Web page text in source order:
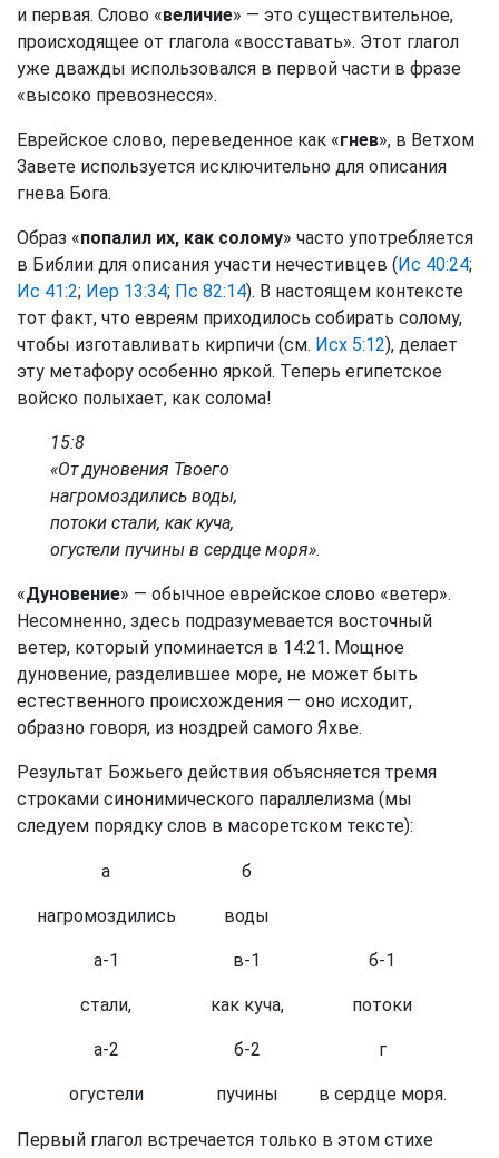
и первая. Слово «величие» — это существительное,
происходящее от глагола «восставать». Этот глагол
уже дважды использовался в первой части в фразе
«высоко превознесся».
Еврейское слово, переведенное как «гнев», в Ветхом
Завете используется исключительно для описания
гнева Бога.
Образ «попалил их, как солому» часто употребляется
в Библии для описания участи нечестивцев (Ис 40:24;
Ис 41:2; Иер 13:34; Пс 82:14). В настоящем контексте
тот факт, что евреям приходилось собирать солому,
чтобы изготавливать кирпичи (см. Исх 5:12), делает
эту метафору особенно яркой. Теперь египетское
войско полыхает, как солома!
15:8
«От дуновения Твоего
нагромоздились воды,
потоки стали, как куча,
огустели пучины в сердце моря».
«Дуновение» — обычное еврейское слово «ветер».
Несомненно, здесь подразумевается восточный
ветер, который упоминается в 14:21. Мощное
дуновение, разделившее море, не может быть
естественного происхождения — оно исходит,
образно говоря, из ноздрей самого Яхве.
Результат Божьего действия объясняется тремя
строками синонимического параллелизма (мы
следуем порядку слов в масоретском тексте):
а
нагромоздились
а-1
стали,
а-2
огустели
б
воды
в-1
как куча,
б-2
пучины
б-1
потоки
г
в сердце моря.
Первый глагол встречается только в этом стихе